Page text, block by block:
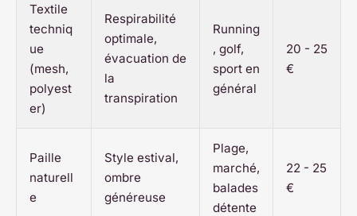
Textile
techniq
ue
(mesh,
polyest
er)
Respirabilité
optimale,
évacuation de
la
transpiration
Running
, golf,
sport en
général
20 - 25
€
Paille
naturell
e
Style estival,
ombre
généreuse
Plage,
marché,
balades
détente
22 - 25
€